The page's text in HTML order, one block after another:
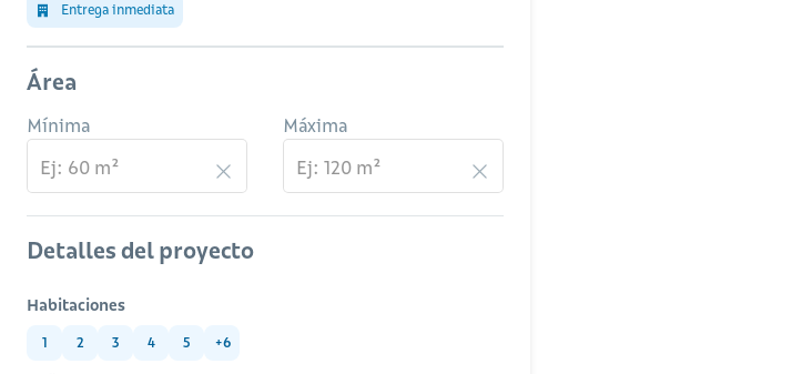
Entrega inmediata
Área
Mínima Máxima
Detalles del proyecto
Habitaciones
1 2 3 4 5 +6